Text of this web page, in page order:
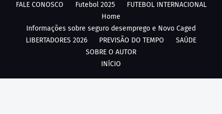
FALE CONOSCO
Futebol 2025
FUTEBOL INTERNACIONAL
Home
Informações sobre seguro desemprego e Novo Caged
LIBERTADORES 2026
PREVISÃO DO TEMPO
SAÚDE
SOBRE O AUTOR
INÍCIO